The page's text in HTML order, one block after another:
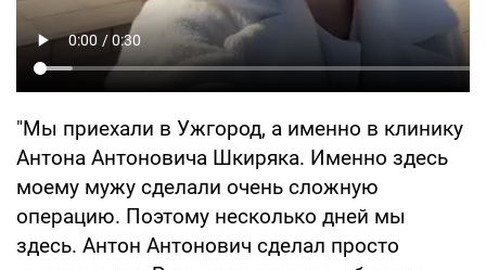
"Мы приехали в Ужгород, а именно в клинику
Антона Антоновича Шкиряка. Именно здесь
моему мужу сделали очень сложную
операцию. Поэтому несколько дней мы
здесь. Антон Антонович сделал просто